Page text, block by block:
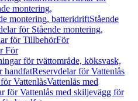
montering,
montering, batteridriftStående
för Stående montering,
för TillbehörFör
För
för tvättområde, köksvask,
handfatReservdelar för Vattenlås
VattenlåsVattenlås med
för Vattenlås med skiljevägg för